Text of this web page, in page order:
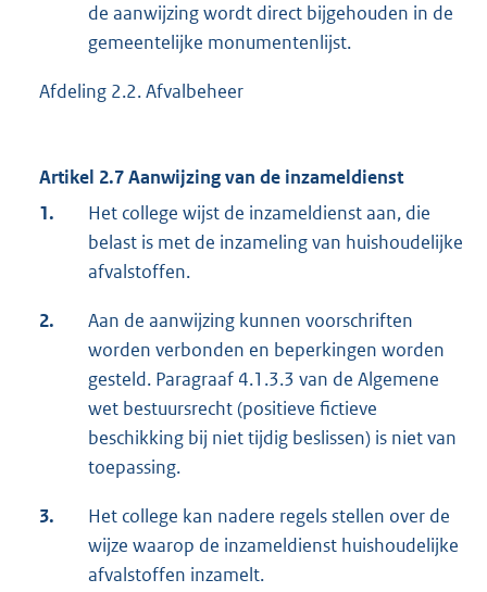
de aanwijzing wordt direct bijgehouden in de
gemeentelijke monumentenlijst.
Afdeling 2.2. Afvalbeheer
Artikel 2.7 Aanwijzing van de inzameldienst
1.
Het college wijst de inzameldienst aan, die
belast is met de inzameling van huishoudelijke
afvalstoffen.
2.
Aan de aanwijzing kunnen voorschriften
worden verbonden en beperkingen worden
gesteld. Paragraaf 4.1.3.3 van de Algemene
wet bestuursrecht (positieve fictieve
beschikking bij niet tijdig beslissen) is niet van
toepassing.
3.
Het college kan nadere regels stellen over de
wijze waarop de inzameldienst huishoudelijke
afvalstoffen inzamelt.